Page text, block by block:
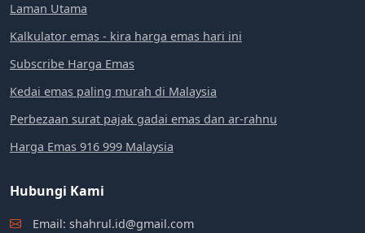
Laman Utama
Kalkulator emas - kira harga emas hari ini
Subscribe Harga Emas
Kedai emas paling murah di Malaysia
Perbezaan surat pajak gadai emas dan ar-rahnu
Harga Emas 916 999 Malaysia
Hubungi Kami
Email: shahrul.id@gmail.com